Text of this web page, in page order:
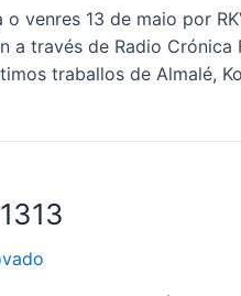
venres 13 de maio por
a través de Radio
traballos de Almalé,